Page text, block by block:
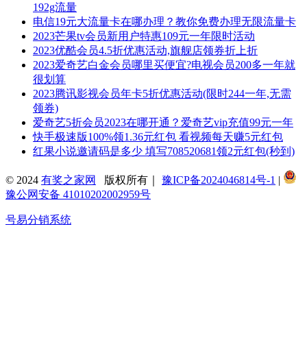
192g流量
电信19元大流量卡在哪办理？教你免费办理无限流量卡
2023芒果tv会员新用户特惠109元一年限时活动
2023优酷会员4.5折优惠活动,旗舰店领券折上折
2023爱奇艺白金会员哪里买便宜?电视会员200多一年就
很划算
2023腾讯影视会员年卡5折优惠活动(限时244一年,无需
领券)
爱奇艺5折会员2023在哪开通？爱奇艺vip充值99元一年
快手极速版100%领1.36元红包 看视频每天赚5元红包
红果小说邀请码是多少 填写708520681领2元红包(秒到)
© 2024 有奖之家网 版权所有｜ 豫ICP备2024046814号-1 |
豫公网安备 41010202002959号
号易分销系统